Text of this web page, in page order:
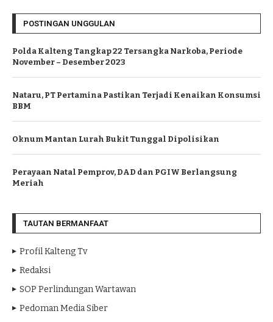
POSTINGAN UNGGULAN
Polda Kalteng Tangkap 22 Tersangka Narkoba, Periode
November – Desember 2023
Nataru, PT Pertamina Pastikan Terjadi Kenaikan Konsumsi
BBM
Oknum Mantan Lurah Bukit Tunggal Dipolisikan
Perayaan Natal Pemprov, DAD dan PGIW Berlangsung
Meriah
TAUTAN BERMANFAAT
Profil Kalteng Tv
Redaksi
SOP Perlindungan Wartawan
Pedoman Media Siber